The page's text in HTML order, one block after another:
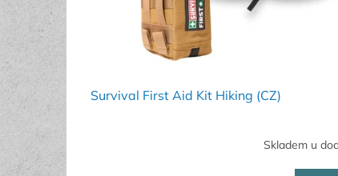
Survival First Aid Kit Hiking (CZ)
Skladem u